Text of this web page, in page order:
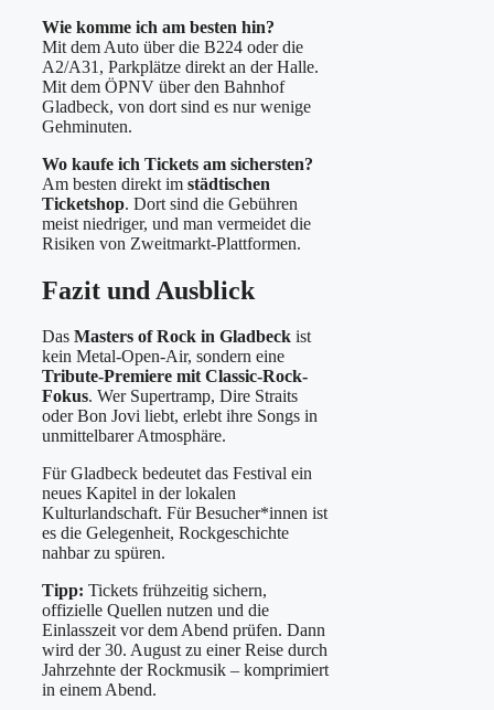
Wie komme ich am besten hin?
Mit dem Auto über die B224 oder die
A2/A31, Parkplätze direkt an der Halle.
Mit dem ÖPNV über den Bahnhof
Gladbeck, von dort sind es nur wenige
Gehminuten.
Wo kaufe ich Tickets am sichersten?
Am besten direkt im städtischen
Ticketshop. Dort sind die Gebühren
meist niedriger, und man vermeidet die
Risiken von Zweitmarkt-Plattformen.
Fazit und Ausblick
Das Masters of Rock in Gladbeck ist
kein Metal-Open-Air, sondern eine
Tribute-Premiere mit Classic-Rock-
Fokus. Wer Supertramp, Dire Straits
oder Bon Jovi liebt, erlebt ihre Songs in
unmittelbarer Atmosphäre.
Für Gladbeck bedeutet das Festival ein
neues Kapitel in der lokalen
Kulturlandschaft. Für Besucher*innen ist
es die Gelegenheit, Rockgeschichte
nahbar zu spüren.
Tipp: Tickets frühzeitig sichern,
offizielle Quellen nutzen und die
Einlasszeit vor dem Abend prüfen. Dann
wird der 30. August zu einer Reise durch
Jahrzehnte der Rockmusik – komprimiert
in einem Abend.